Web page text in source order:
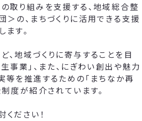
取り組みを支援する、地域総合整
の、まちづくりに活用できる支援
す。
、地域づくりに寄与することを目
事業」、また、にぎわい創出や魅力
等を推進するための「まちなか再
度が紹介されています。
ださい！